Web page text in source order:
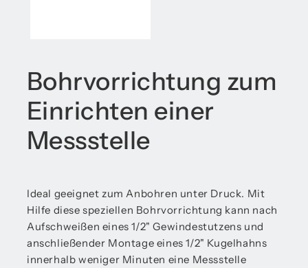
Bohrvorrichtung zum
Einrichten einer
Messstelle
Ideal geeignet zum Anbohren unter Druck. Mit
Hilfe diese speziellen Bohrvorrichtung kann nach
Aufschweißen eines 1/2" Gewindestutzens und
anschließender Montage eines 1/2" Kugelhahns
innerhalb weniger Minuten eine Messstelle